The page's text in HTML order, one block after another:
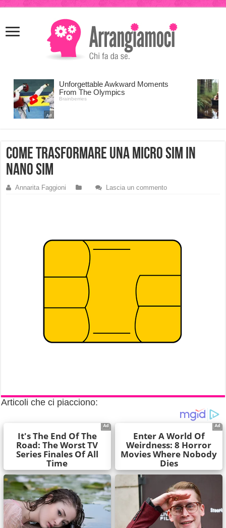
giriş
kingroyal
come trasformare una micro sim in
nano sim
Annarita Faggioni Lascia un commento
Articoli che ci piacciono: